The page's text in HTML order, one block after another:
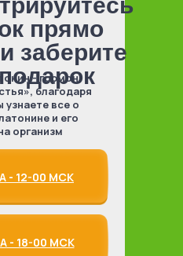
прямо
заберите
- гормон
благодаря
узнаете все о
и его
организм
- 12-00 МСК
- 18-00 МСК